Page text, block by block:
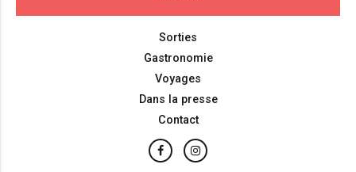
Sorties
Gastronomie
Voyages
Dans la presse
Contact